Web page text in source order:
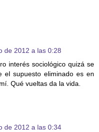
de 2012 a las 0:28
interés sociológico quizá se
el supuesto eliminado es en
Qué vueltas da la vida.
de 2012 a las 0:34